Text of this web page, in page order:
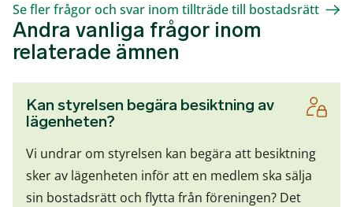
Se fler frågor och svar inom tillträde till bostadsrätt
Andra vanliga frågor inom
relaterade ämnen
Kan styrelsen begära besiktning av
lägenheten?
Vi undrar om styrelsen kan begära att besiktning
sker av lägenheten inför att en medlem ska sälja
sin bostadsrätt och flytta från föreningen? Det